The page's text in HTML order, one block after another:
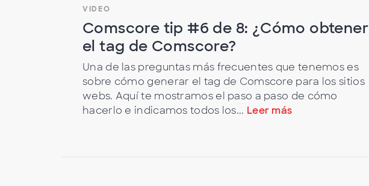
p
r
VIDEO
Comscore tip #6 de 8: ¿Cómo obtener
el tag de Comscore?
Una de las preguntas más frecuentes que tenemos es
sobre cómo generar el tag de Comscore para los sitios
webs. Aquí te mostramos el paso a paso de cómo
hacerlo e indicamos todos los... Leer más